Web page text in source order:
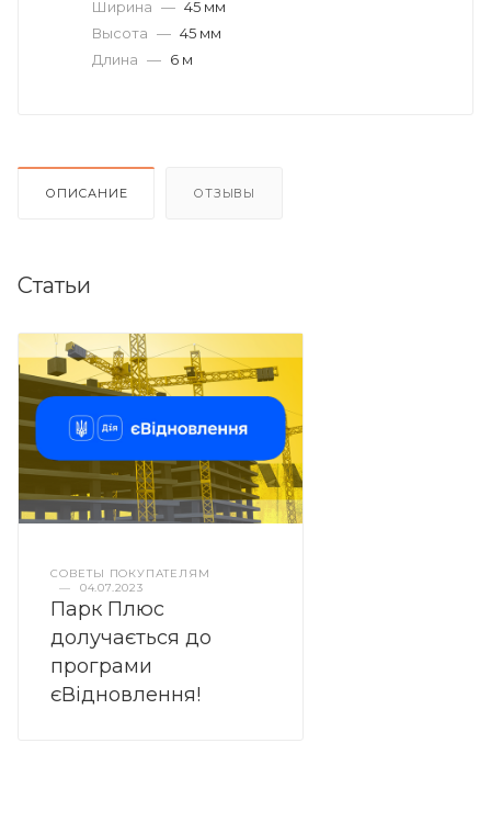
Ширина — 45 мм
Высота — 45 мм
Длина — 6 м
ОПИСАНИЕ ОТЗЫВЫ
Статьи
СОВЕТЫ ПОКУПАТЕЛЯМ
—
04.07.2023
Парк Плюс
долучається до
програми
єВідновлення!